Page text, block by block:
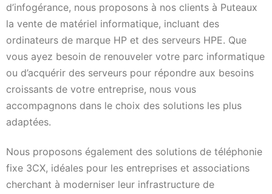
d’infogérance, nous proposons à nos clients à Puteaux
la vente de matériel informatique, incluant des
ordinateurs de marque HP et des serveurs HPE. Que
vous ayez besoin de renouveler votre parc informatique
ou d’acquérir des serveurs pour répondre aux besoins
croissants de votre entreprise, nous vous
accompagnons dans le choix des solutions les plus
adaptées.
Nous proposons également des solutions de téléphonie
fixe 3CX, idéales pour les entreprises et associations
cherchant à moderniser leur infrastructure de